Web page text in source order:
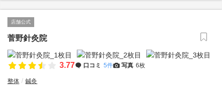
店舗公式
菅野針灸院
3.77 口コミ 5件 写真 6枚
整体 鍼灸